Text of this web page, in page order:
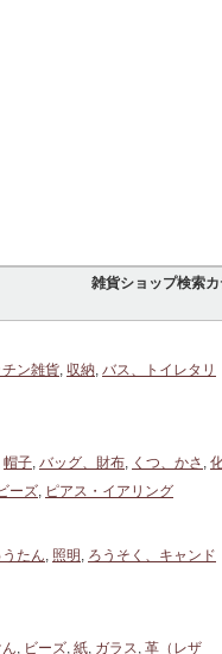
雑貨ショップ検索カ
チン雑貨, 収納, バス、トイレタリ
帽子, バッグ、財布, くつ、かさ ,
ーズ, ピアス・イアリング
たん, 照明 , ろうそく、キャンド
, ビーズ, 紙, ガラス, 革（レザ